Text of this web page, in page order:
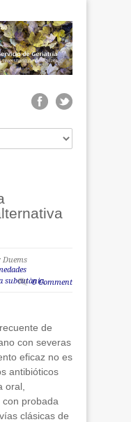
Duems
subcutània,
0 Comment
de
con severas
eficaz no es
antibióticos
oral,
probada
clásicas de